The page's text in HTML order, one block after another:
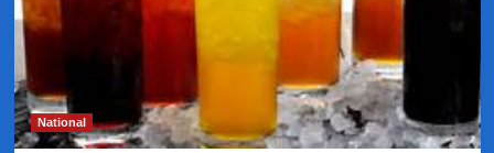
beverages,
National